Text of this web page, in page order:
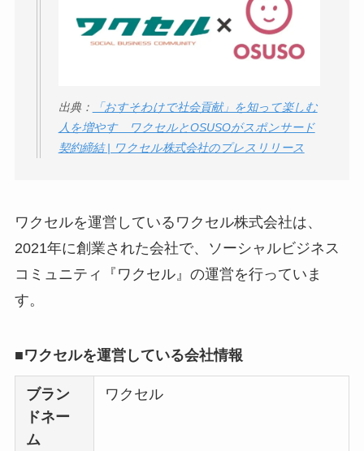
ータバンクの口コ
ミ・評判
は実際ど
ロモート株式会社の
口コミ・評判 は実際
Liteの口コミ・評判
実際どう？
いって本当？
出典：
「おすそわけで社会貢献」を知って楽しむ
人を増やす ワクセルとOSUSOがスポンサード
契約締結 | ワクセル株式会社のプレスリリース
ワクセルを運営しているワクセル株式会社は、
2021年に創業された会社で、ソーシャルビジネス
コミュニティ『ワクセル』の運営を行っていま
す。
■ワクセルを運営している会社情報
ブラン
ドネー
ム
ワクセル